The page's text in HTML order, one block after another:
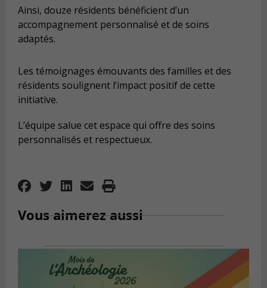
Ainsi, douze résidents bénéficient d’un
accompagnement personnalisé et de soins
adaptés.
Les témoignages émouvants des familles et des
résidents soulignent l’impact positif de cette
initiative.
L’équipe salue cet espace qui offre des soins
personnalisés et respectueux.
Vous aimerez aussi